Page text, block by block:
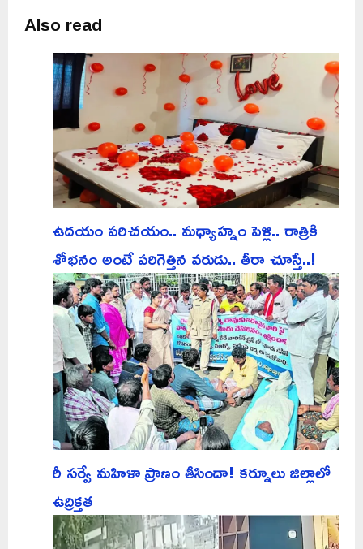
Also read
ఉదయం పరిచయం.. మధ్యాహ్నం పెళ్లి.. రాత్రికి
శోభనం అంటే పరిగెత్తిన వరుడు.. తీరా చూస్తే..!
రీ సర్వే మహిళా ప్రాణం తీసిందా! కర్నూలు జిల్లాలో
ఉద్రిక్తత